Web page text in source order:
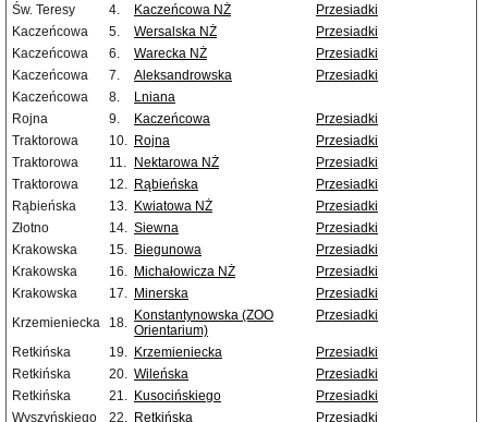
Św. Teresy
4. Kaczeńcowa NŻ
Przesiadki
Kaczeńcowa
5. Wersalska NŻ
Przesiadki
Kaczeńcowa
6. Warecka NŻ
Przesiadki
Kaczeńcowa
7. Aleksandrowska
Przesiadki
Kaczeńcowa
8.
Lniana
Rojna
9. Kaczeńcowa
Przesiadki
Traktorowa
10. Rojna
Przesiadki
Traktorowa
11. Nektarowa NŻ
Przesiadki
Traktorowa
12. Rąbieńska
Przesiadki
Rąbieńska
13. Kwiatowa NŻ
Przesiadki
Złotno
14. Siewna
Przesiadki
Krakowska
15. Biegunowa
Przesiadki
Krakowska
16. Michałowicza NŻ
Przesiadki
Krakowska
17. Minerska
Przesiadki
Krzemieniecka
18. Konstantynowska (ZOO
Orientarium)
Przesiadki
Retkińska 19. Krzemieniecka
Przesiadki
Retkińska
20. Wileńska
Przesiadki
Retkińska
21. Kusocińskiego
Przesiadki
Wyszyńskiego
22. Retkińska Przesiadki